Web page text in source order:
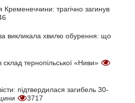
трагічно загинув
викликала хвилю обурення: що
склад тернопільської «Ниви»
підтвердилася загибель 30-
3717